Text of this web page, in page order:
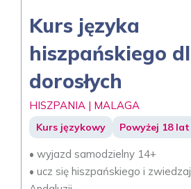
Kurs języka
hiszpańskiego
dorosłych
HISZPANIA | MALAGA
Kurs językowy Powyżej 18 lat
• wyjazd samodzielny 14+
• ucz się hiszpańskiego i